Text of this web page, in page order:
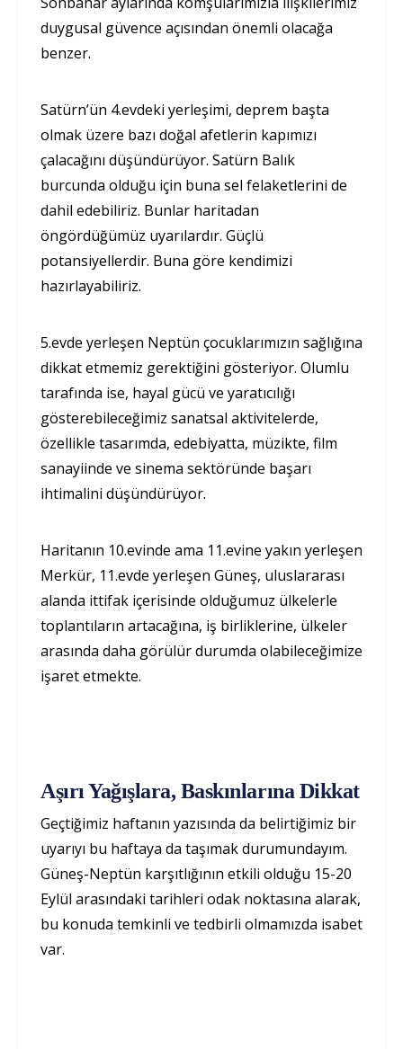
duygusal güvence açısından önemli olacağa
benzer.
Satürn’ün 4.evdeki yerleşimi, deprem başta
olmak üzere bazı doğal afetlerin kapımızı
çalacağını düşündürüyor. Satürn Balık
burcunda olduğu için buna sel felaketlerini de
dahil edebiliriz. Bunlar haritadan
öngördüğümüz uyarılardır. Güçlü
potansiyellerdir. Buna göre kendimizi
hazırlayabiliriz.
5.evde yerleşen Neptün çocuklarımızın sağlığına
dikkat etmemiz gerektiğini gösteriyor. Olumlu
tarafında ise, hayal gücü ve yaratıcılığı
gösterebileceğimiz sanatsal aktivitelerde,
özellikle tasarımda, edebiyatta, müzikte, film
sanayiinde ve sinema sektöründe başarı
ihtimalini düşündürüyor.
Haritanın 10.evinde ama 11.evine yakın yerleşen
Merkür, 11.evde yerleşen Güneş, uluslararası
alanda ittifak içerisinde olduğumuz ülkelerle
toplantıların artacağına, iş birliklerine, ülkeler
arasında daha görülür durumda olabileceğimize
işaret etmekte.
Aşırı Yağışlara, Baskınlarına Dikkat
Geçtiğimiz haftanın yazısında da belirtiğimiz bir
uyarıyı bu haftaya da taşımak durumundayım.
Güneş-Neptün karşıtlığının etkili olduğu 15-20
Eylül arasındaki tarihleri odak noktasına alarak,
bu konuda temkinli ve tedbirli olmamızda isabet
var.